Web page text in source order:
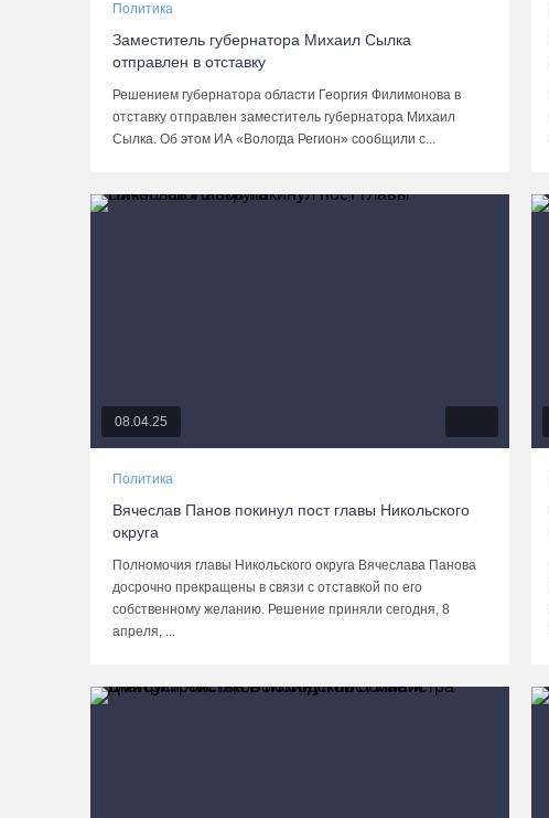
Политика
Заместитель губернатора Михаил Сылка
отправлен в отставку
Решением губернатора области Георгия Филимонова в
отставку отправлен заместитель губернатора Михаил
Сылка. Об этом ИА «Вологда Регион» сообщили с...
08.04.25
Политика
Вячеслав Панов покинул пост главы Никольского
округа
Полномочия главы Никольского округа Вячеслава Панова
досрочно прекращены в связи с отставкой по его
собственному желанию. Решение приняли сегодня, 8
апреля, ...